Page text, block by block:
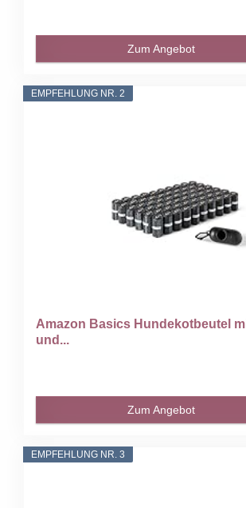
Zum Angebot
EMPFEHLUNG NR. 2
Amazon Basics Hundekotbeutel
und...
Zum Angebot
EMPFEHLUNG NR. 3